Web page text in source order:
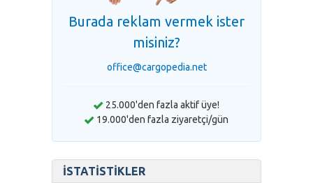
Burada reklam vermek ister
misiniz?
office@cargopedia.net
25.000'den fazla aktif üye!
19.000'den fazla ziyaretçi/gün
İSTATISTIKLER